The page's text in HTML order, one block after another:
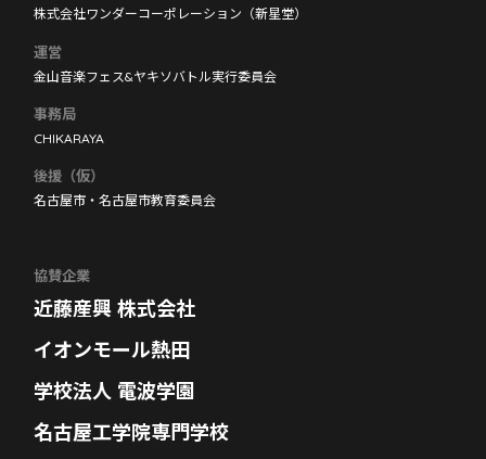
株式会社ワンダーコーポレーション（新星堂）
運営
金山音楽フェス&ヤキソバトル実行委員会
事務局
CHIKARAYA
後援（仮）
名古屋市・名古屋市教育委員会
協賛企業
近藤産興 株式会社
イオンモール熱田
学校法人 電波学園
名古屋工学院専門学校